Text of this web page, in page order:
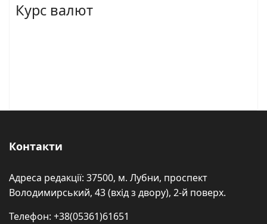
Курс валют
Контакти
Адреса редакції: 37500, м. Лубни, проспект
Володимирський, 43 (вхід з двору), 2-й поверх.
Телефон: +38(05361)61651